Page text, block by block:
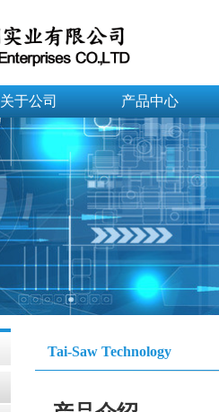
关于公司 产品中心
Tai-Saw Technology